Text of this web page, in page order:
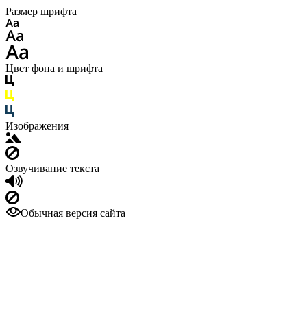
Размер шрифта
Цвет фона и шрифта
Изображения
Озвучивание текста
Обычная версия сайта